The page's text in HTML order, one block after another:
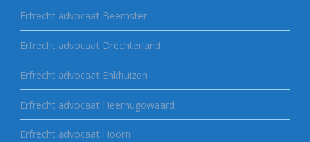
Erfrecht advocaat Beemster
Erfrecht advocaat Drechterland
Erfrecht advocaat Enkhuizen
Erfrecht advocaat Heerhugowaard
Erfrecht advocaat Hoorn